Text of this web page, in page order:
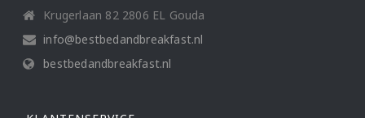
Krugerlaan 82 2806 EL Gouda
info@bestbedandbreakfast.nl
bestbedandbreakfast.nl